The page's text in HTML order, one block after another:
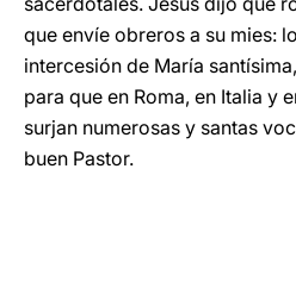
que envíe obreros a su mies:
intercesión de María
para que en Roma, en Italia y
surjan numerosas y santas
buen Pastor.